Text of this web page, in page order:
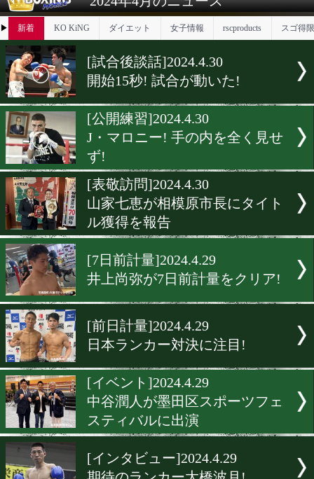
試合日程 試合結果 練習動画 ランキング
2024年4月のニュース
▶ 新着 KO KiNG ダイエット 女子情報
[試合後談話]2024.4.30
開始15秒! 試合が動いた!
[公開練習]2024.4.30
J・マロニー! 手の内を全く
ず!
[表敬訪問]2024.4.30
山家七恵が相模原市長にタ
ル獲得を報告
[7日前計量]2024.4.29
井上尚弥が7日前計量をク
日本ランカー対決に注目!